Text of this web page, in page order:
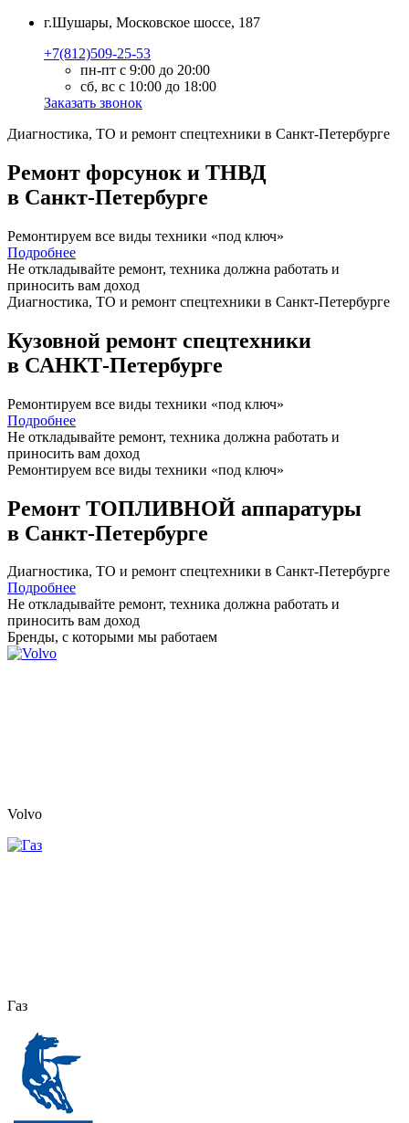
г.Шушары, Московское шоссе, 187
+7(812)509-25-53
пн-пт с 9:00 до 20:00
сб, вс с 10:00 до 18:00
Заказать звонок
Диагностика, ТО и ремонт спецтехники в Санкт-Петербурге
Ремонт форсунок и ТНВД
в Санкт-Петербурге
Ремонтируем все виды техники «под ключ»
Подробнее
Не откладывайте ремонт, техника должна работать и
приносить вам доход
Диагностика, ТО и ремонт спецтехники в Санкт-Петербурге
Кузовной ремонт спецтехники
в САНКТ-Петербурге
Ремонтируем все виды техники «под ключ»
Подробнее
Не откладывайте ремонт, техника должна работать и
приносить вам доход
Ремонтируем все виды техники «под ключ»
Ремонт ТОПЛИВНОЙ аппаратуры
в Санкт-Петербурге
Диагностика, ТО и ремонт спецтехники в Санкт-Петербурге
Подробнее
Не откладывайте ремонт, техника должна работать и
приносить вам доход
Бренды, с которыми мы работаем
Volvo
Газ